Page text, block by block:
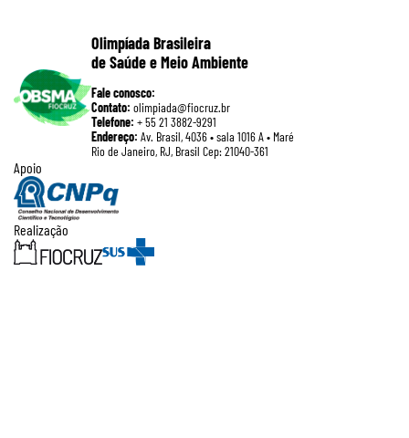
Olimpíada Brasileira
de Saúde e Meio Ambiente
Fale conosco:
Contato: olimpiada@fiocruz.br
Telefone: + 55 21 3882-9291
Endereço: Av. Brasil, 4036 • sala 1016 A • Maré
Rio de Janeiro, RJ, Brasil Cep: 21040-361
Apoio
Realização